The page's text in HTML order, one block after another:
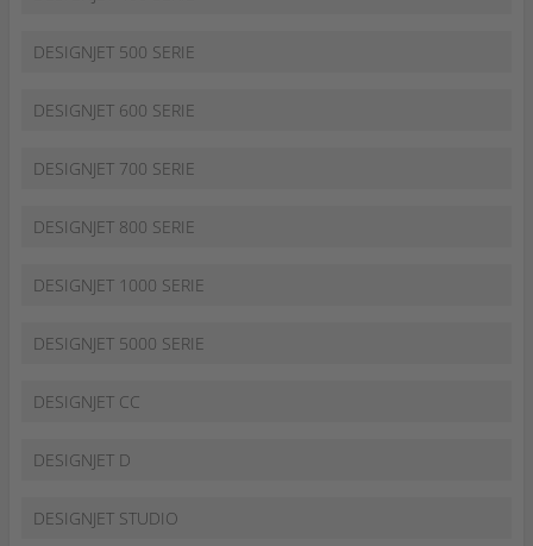
DESIGNJET 500 SERIE
DESIGNJET 600 SERIE
DESIGNJET 700 SERIE
DESIGNJET 800 SERIE
DESIGNJET 1000 SERIE
DESIGNJET 5000 SERIE
DESIGNJET CC
DESIGNJET D
DESIGNJET STUDIO